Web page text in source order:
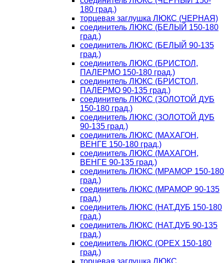
180 град.)
торцевая заглушка ЛЮКС (ЧЕРНАЯ)
соединитель ЛЮКС (БЕЛЫЙ 150-180
град.)
соединитель ЛЮКС (БЕЛЫЙ 90-135
град.)
соединитель ЛЮКС (БРИСТОЛ,
ПАЛЕРМО 150-180 град.)
соединитель ЛЮКС (БРИСТОЛ,
ПАЛЕРМО 90-135 град.)
соединитель ЛЮКС (ЗОЛОТОЙ ДУБ
150-180 град.)
соединитель ЛЮКС (ЗОЛОТОЙ ДУБ
90-135 град.)
соединитель ЛЮКС (МАХАГОН,
ВЕНГЕ 150-180 град.)
соединитель ЛЮКС (МАХАГОН,
ВЕНГЕ 90-135 град.)
соединитель ЛЮКС (МРАМОР 150-180
град.)
соединитель ЛЮКС (МРАМОР 90-135
град.)
соединитель ЛЮКС (НАТ.ДУБ 150-180
град.)
соединитель ЛЮКС (НАТ.ДУБ 90-135
град.)
соединитель ЛЮКС (ОРЕХ 150-180
град.)